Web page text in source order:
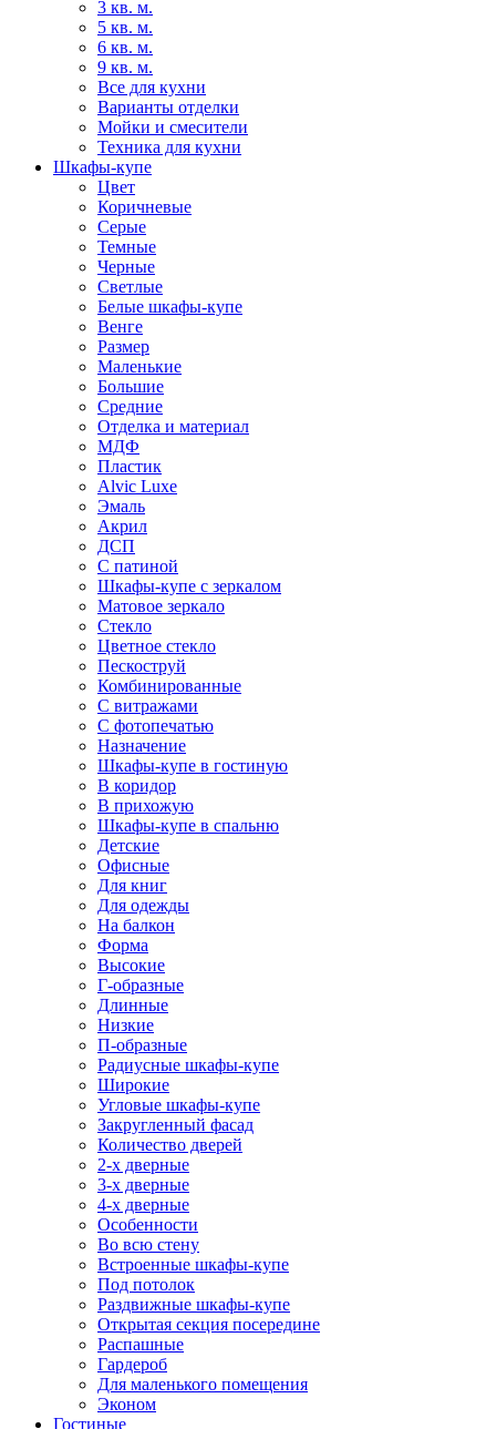
3 кв. м.
5 кв. м.
6 кв. м.
9 кв. м.
Все для кухни
Варианты отделки
Мойки и смесители
Техника для кухни
Шкафы-купе
Цвет
Коричневые
Серые
Темные
Черные
Светлые
Белые шкафы-купе
Венге
Размер
Маленькие
Большие
Средние
Отделка и материал
МДФ
Пластик
Alvic Luxe
Эмаль
Акрил
ДСП
С патиной
Шкафы-купе с зеркалом
Матовое зеркало
Стекло
Цветное стекло
Пескоструй
Комбинированные
С витражами
С фотопечатью
Назначение
Шкафы-купе в гостиную
В коридор
В прихожую
Шкафы-купе в спальню
Детские
Офисные
Для книг
Для одежды
На балкон
Форма
Высокие
Г-образные
Длинные
Низкие
П-образные
Радиусные шкафы-купе
Широкие
Угловые шкафы-купе
Закругленный фасад
Количество дверей
2-х дверные
3-х дверные
4-х дверные
Особенности
Во всю стену
Встроенные шкафы-купе
Под потолок
Раздвижные шкафы-купе
Открытая секция посередине
Распашные
Гардероб
Для маленького помещения
Эконом
Гостиные